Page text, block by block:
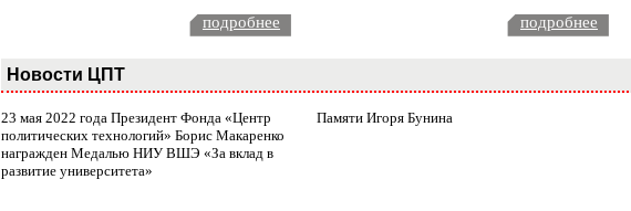
подробнее подробнее
Новости ЦПТ
23 мая 2022 года Президент Фонда «Центр
политических технологий» Борис Макаренко
награжден Медалью НИУ ВШЭ «За вклад в
развитие университета»
Памяти Игоря Бунина